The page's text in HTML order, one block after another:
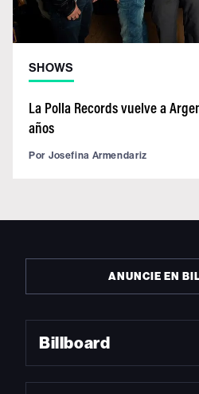
SHOWS
La Polla Records vuelve a
años
Por Josefina Armendariz
ANUNCIE EN
Billboard